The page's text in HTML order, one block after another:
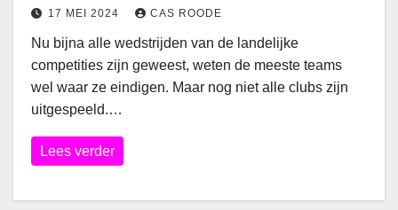
17 MEI 2024 CAS ROODE
Nu bijna alle wedstrijden van de landelijke
competities zijn geweest, weten de meeste teams
wel waar ze eindigen. Maar nog niet alle clubs zijn
uitgespeeld.…
Lees verder